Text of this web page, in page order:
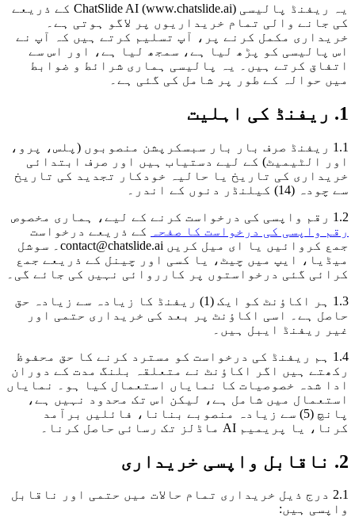
یہ ریفنڈ پالیسی ChatSlide AI (www.chatslide.ai) کے ذریعے
کی جانے والی تمام خریداریوں پر لاگو ہوتی ہے۔
خریداری مکمل کرنے پر، آپ تسلیم کرتے ہیں کہ آپ نے
اس پالیسی کو پڑھ لیا ہے، سمجھ لیا ہے، اور اس سے
اتفاق کرتے ہیں۔ یہ پالیسی ہماری شرائط و ضوابط
میں حوالہ کے طور پر شامل کی گئی ہے۔
1. ریفنڈ کی اہلیت
1.1 ریفنڈ صرف بار بار سبسکرپشن منصوبوں (پلس، پرو،
اور الٹیمیٹ) کے لیے دستیاب ہیں اور صرف ابتدائی
خریداری کی تاریخ یا حالیہ خودکار تجدید کی تاریخ
سے چودہ (14) کیلنڈر دنوں کے اندر۔
1.2 رقم واپسی کی درخواست کرنے کے لیے، ہماری مخصوص
رقم واپسی کی درخواست کا صفحہ
کے ذریعے درخواست
جمع کروائیں یا ای میل کریں contact@chatslide.ai۔ سوشل
میڈیا، ایپ میں چیٹ، یا کسی اور چینل کے ذریعے جمع
کرائی گئی درخواستوں پر کارروائی نہیں کی جائے گی۔
1.3 ہر اکاؤنٹ کو ایک (1) ریفنڈ کا زیادہ سے زیادہ حق
حاصل ہے۔ اسی اکاؤنٹ پر بعد کی خریداری حتمی اور
غیر ریفنڈ ایبل ہیں۔
1.4 ہم ریفنڈ کی درخواست کو مسترد کرنے کا حق محفوظ
رکھتے ہیں اگر اکاؤنٹ نے متعلقہ بلنگ مدت کے دوران
ادا شدہ خصوصیات کا نمایاں استعمال کیا ہو۔ نمایاں
استعمال میں شامل ہے، لیکن اس تک محدود نہیں ہے،
پانچ (5) سے زیادہ منصوبے بنانا، فائلیں برآمد
کرنا، یا پریمیم AI ماڈلز تک رسائی حاصل کرنا۔
2. ناقابل واپسی خریداری
2.1 درج ذیل خریداری تمام حالات میں حتمی اور ناقابل
واپسی ہیں: